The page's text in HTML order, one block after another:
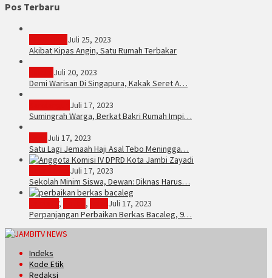
Pos Terbaru
Juli 25, 2023
Akibat Kipas Angin, Satu Rumah Terbakar
Juli 20, 2023
Demi Warisan Di Singapura, Kakak Seret A…
Juli 17, 2023
Sumingrah Warga, Berkat Bakri Rumah Impi…
Juli 17, 2023
Satu Lagi Jemaah Haji Asal Tebo Meningga…
Juli 17, 2023
Sekolah Minim Siswa, Dewan: Diknas Harus…
, ,
Juli 17, 2023
Perpanjangan Perbaikan Berkas Bacaleg, 9…
Indeks
Kode Etik
Redaksi